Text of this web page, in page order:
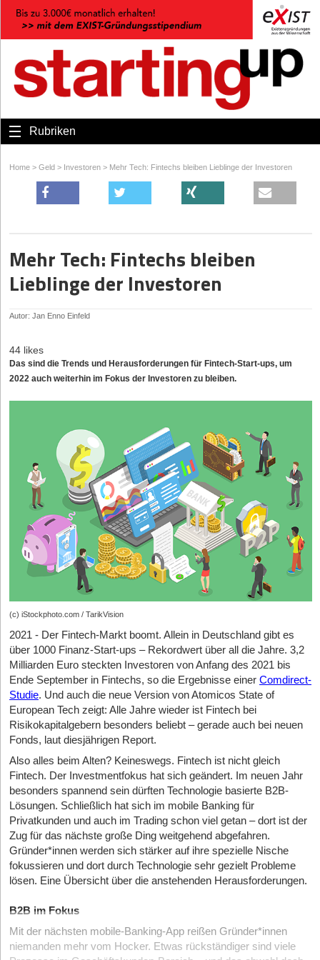
Rubriken
Home > Geld > Investoren > Mehr Tech: Fintechs bleiben Lieblinge der Investoren
Mehr Tech: Fintechs bleiben
Lieblinge der Investoren
Autor: Jan Enno Einfeld
44 likes
Das sind die Trends und Herausforderungen für Fintech-Start-ups, um
2022 auch weiterhin im Fokus der Investoren zu bleiben.
(c) iStockphoto.com / TarikVision
2021 - Der Fintech-Markt boomt. Allein in Deutschland gibt es
über 1000 Finanz-Start-ups – Rekordwert über all die Jahre. 3,2
Milliarden Euro steckten Investoren von Anfang des 2021 bis
Ende September in Fintechs, so die Ergebnisse einer Comdirect-
Studie. Und auch die neue Version von Atomicos State of
European Tech zeigt: Alle Jahre wieder ist Fintech bei
Risikokapitalgebern besonders beliebt – gerade auch bei neuen
Fonds, laut diesjährigen Report.
Also alles beim Alten? Keineswegs. Fintech ist nicht gleich
Fintech. Der Investmentfokus hat sich geändert. Im neuen Jahr
besonders spannend sein dürften Technologie basierte B2B-
Lösungen. Schließlich hat sich im mobile Banking für
Privatkunden und auch im Trading schon viel getan – dort ist der
Zug für das nächste große Ding weitgehend abgefahren.
Gründer*innen werden sich stärker auf ihre spezielle Nische
fokussieren und dort durch Technologie sehr gezielt Probleme
lösen. Eine Übersicht über die anstehenden Herausforderungen.
B2B im Fokus
Mit der nächsten mobile-Banking-App reißen Gründer*innen
niemanden mehr vom Hocker. Etwas rückständiger sind viele